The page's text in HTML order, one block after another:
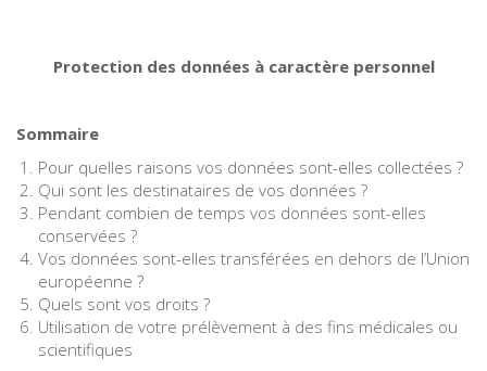
Protection des données à caractère personnel
Sommaire
Pour quelles raisons vos données sont-elles collectées ?
Qui sont les destinataires de vos données ?
Pendant combien de temps vos données sont-elles
conservées ?
Vos données sont-elles transférées en dehors de l’Union
européenne ?
Quels sont vos droits ?
Utilisation de votre prélèvement à des fins médicales ou
scientifiques